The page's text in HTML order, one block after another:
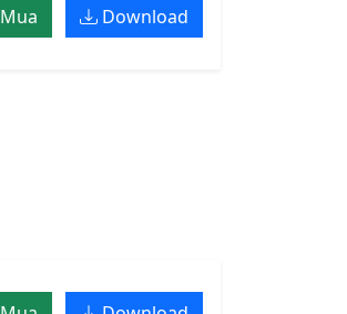
Mua Download